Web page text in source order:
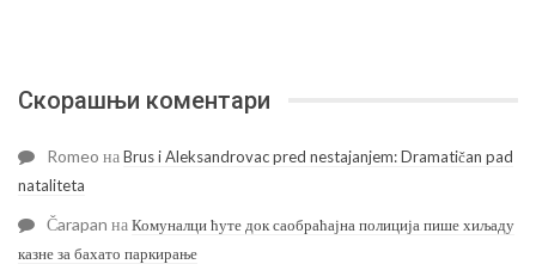
Скорашњи коментари
Romeo наBrus i Aleksandrovac pred nestajanjem: Dramatičan pad
nataliteta
Čarapan наКомуналци ћуте док саобраћајна полиција пише хиљаду
казне за бахато паркирање